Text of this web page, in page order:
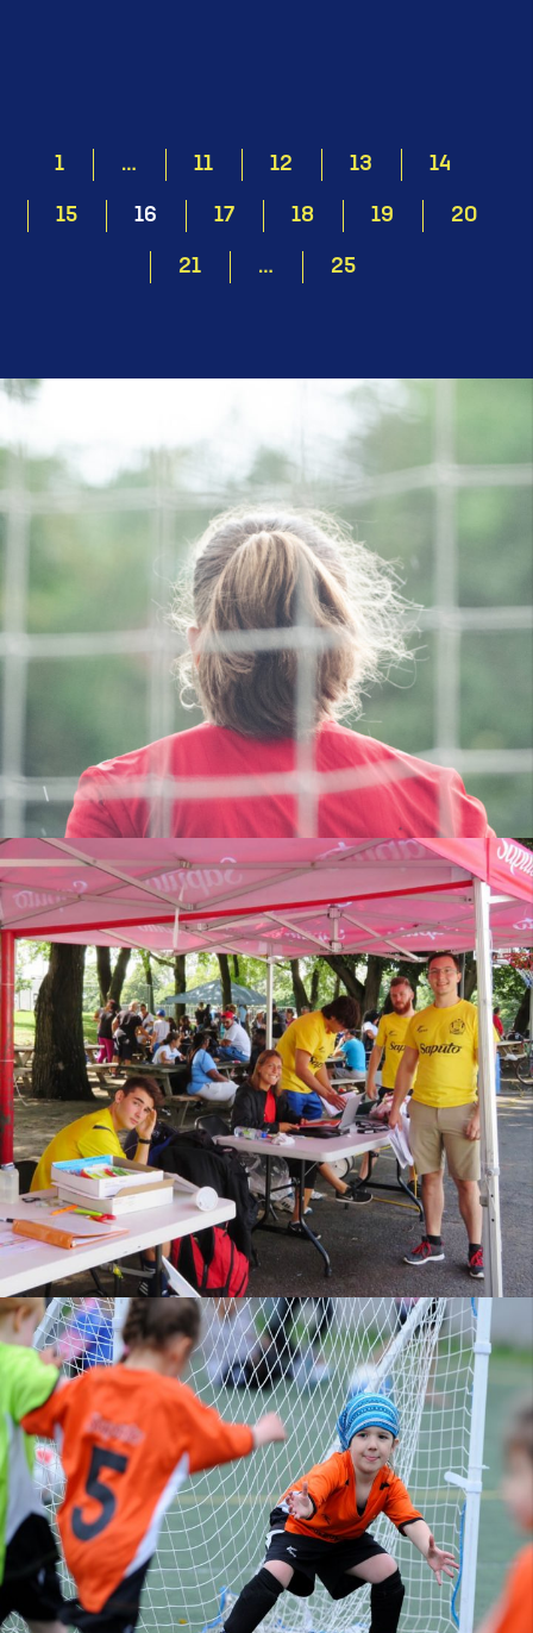
1 … 11 12 13 14
15 16 17 18 19 20
21 … 25